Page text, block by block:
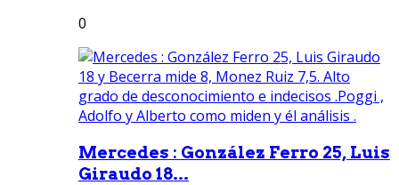
0
Mercedes : González Ferro 25, Luis
Giraudo 18...